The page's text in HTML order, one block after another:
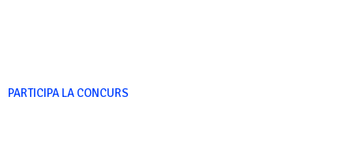
PARTICIPA LA CONCURS